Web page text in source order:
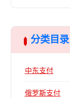
分类目录
中东支付
俄罗斯支付